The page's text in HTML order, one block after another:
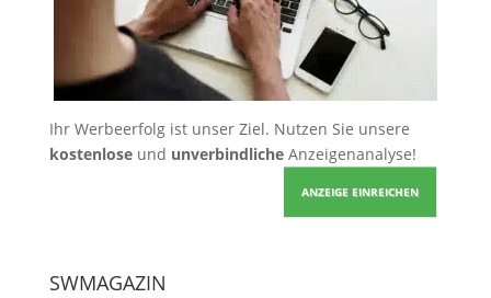
Ihr Werbeerfolg ist unser Ziel. Nutzen Sie unsere
kostenloseund unverbindlicheAnzeigenanalyse!
ANZEIGE EINREICHEN
SWMAGAZIN